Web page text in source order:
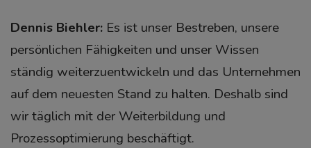
Dennis Biehler: Es ist unser Bestreben, unsere
persönlichen Fähigkeiten und unser Wissen
ständig weiterzuentwickeln und das Unternehmen
auf dem neuesten Stand zu halten. Deshalb sind
wir täglich mit der Weiterbildung und
Prozessoptimierung beschäftigt.